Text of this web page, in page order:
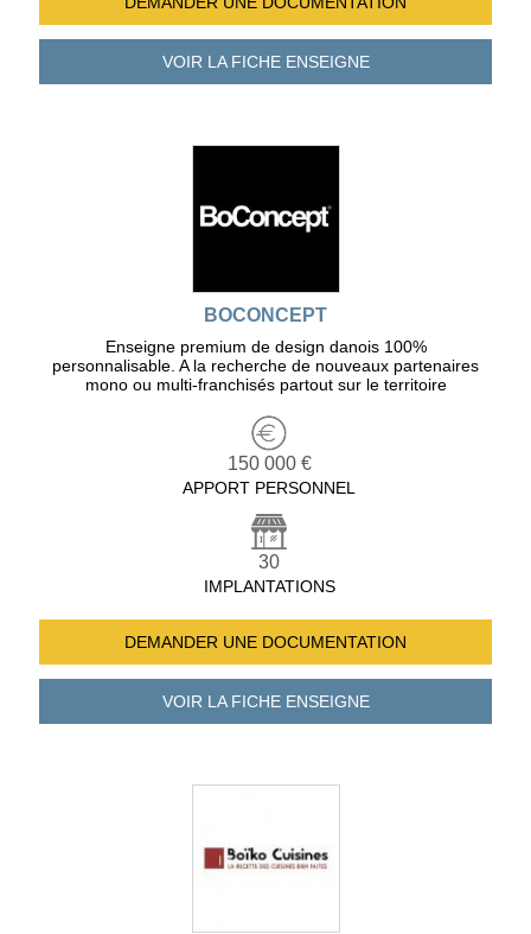
VOIR LA FICHEENSEIGNE
BOCONCEPT
Enseigne premium de design danois 100%
personnalisable. A la recherche de nouveaux partenaires
mono ou multi-franchisés partout sur le territoire
150 000 €
APPORT PERSONNEL
30
IMPLANTATIONS
DEMANDER UNE DOCUMENTATION
VOIR LA FICHEENSEIGNE